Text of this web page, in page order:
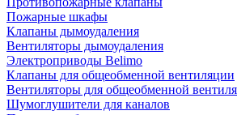
Пожарные шкафы
Клапаны дымоудаления
Вентиляторы дымоудаления
Электроприводы Belimo
Клапаны для общеобменной вентиляции
Вентиляторы для общеобменной
Шумоглушители для каналов